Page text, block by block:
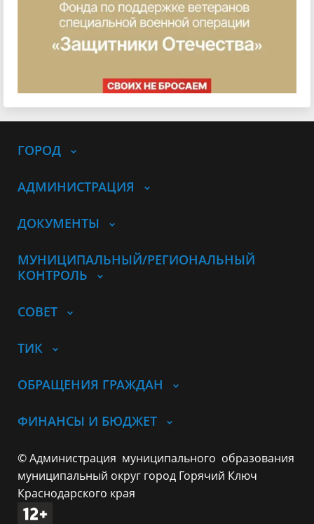
ГОРОД
АДМИНИСТРАЦИЯ
ДОКУМЕНТЫ
МУНИЦИПАЛЬНЫЙ/РЕГИОНАЛЬНЫЙ
КОНТРОЛЬ
СОВЕТ
ТИК
ОБРАЩЕНИЯ ГРАЖДАН
ФИНАНСЫ И БЮДЖЕТ
© Администрация муниципального образования
муниципальный округ город Горячий Ключ
Краснодарского края